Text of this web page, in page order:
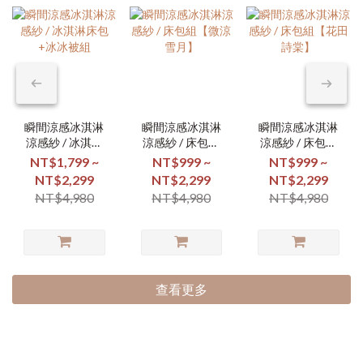
瞬間涼感冰淇淋
涼感紗 / 冰淇淋
床包+冰冰被組
NT$1,799 ~
NT$2,299
NT$4,980
瞬間涼感冰淇淋
涼感紗 / 床包組
【微涼雪月】
NT$999 ~
NT$2,299
NT$4,980
瞬間涼感冰淇淋
涼感紗 / 床包組
【花田詩棠】
NT$999 ~
NT$2,299
NT$4,980
查看更多